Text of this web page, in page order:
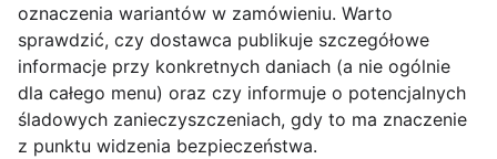
oznaczenia wariantów w zamówieniu. Warto
sprawdzić, czy dostawca publikuje szczegółowe
informacje przy konkretnych daniach (a nie ogólnie
dla całego menu) oraz czy informuje o potencjalnych
śladowych zanieczyszczeniach, gdy to ma znaczenie
z punktu widzenia bezpieczeństwa.